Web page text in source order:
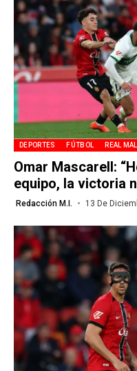
DEPORTES FÚTBOL REAL
Omar Mascarell:
equipo, la victoria
Redacción M.I. 13 De